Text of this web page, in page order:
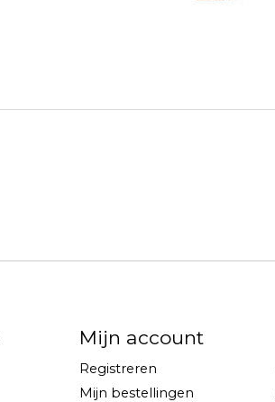
Mijn account
Registreren
Mijn bestellingen